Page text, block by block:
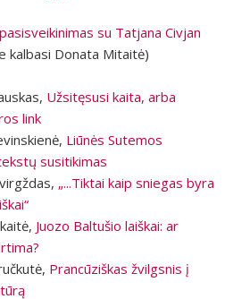
su Tatjana Civjan
kalbasi Donata Mitaitė)
Užsitęsusi kaita, arba
link
Liūnės Sutemos
susitikimas
„...Tiktai kaip sniegas byra
Juozo Baltušio laiškai: ar
Prancūziškas žvilgsnis į